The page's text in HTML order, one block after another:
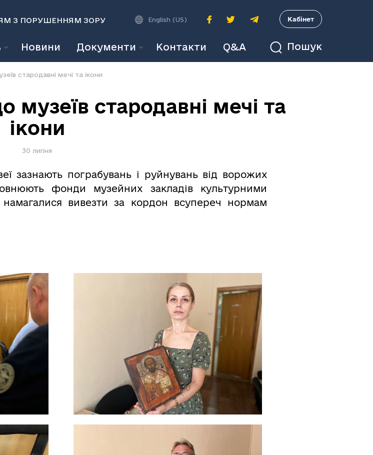
З ПОРУШЕННЯМ ЗОРУ
К К A A A
English (US) Кабінет
Новини Документи Контакти Q&A Пошук
стародавні мечі та ікони
стародавні мечі та
ікони
30 липня
зазнають пограбувань і руйнувань від ворожих
фонди музейних закладів культурними
намагалися вивезти за кордон всупереч нормам